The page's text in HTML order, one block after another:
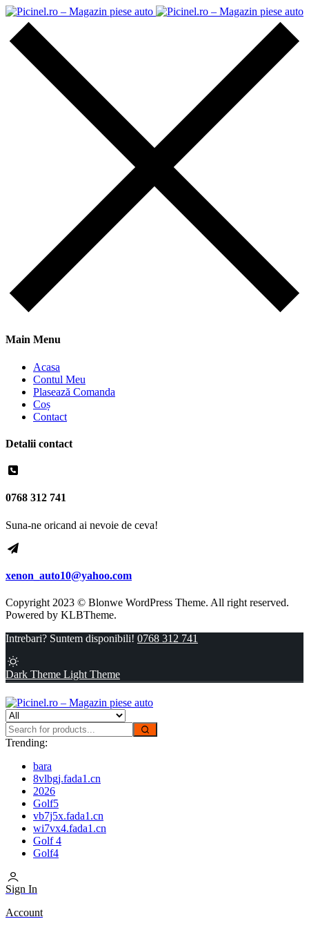
Main Menu
Acasa
Contul Meu
Plasează Comanda
Coș
Contact
Detalii contact
0768 312 741
Suna-ne oricand ai nevoie de ceva!
xenon_auto10@yahoo.com
Copyright 2023 © Blonwe WordPress Theme. All right reserved.
Powered by KLBTheme.
Intrebari? Suntem disponibili! 0768 312 741
Dark Theme Light Theme
Trending:
bara
8vlbgj.fada1.cn
2026
Golf5
vb7j5x.fada1.cn
wi7vx4.fada1.cn
Golf 4
Golf4
Sign In
Account